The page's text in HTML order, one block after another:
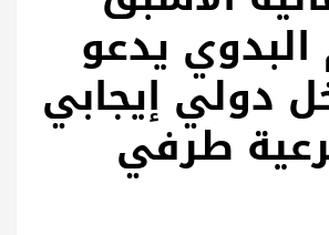
البدوي يدعو
دولي إيجابي
طرفي